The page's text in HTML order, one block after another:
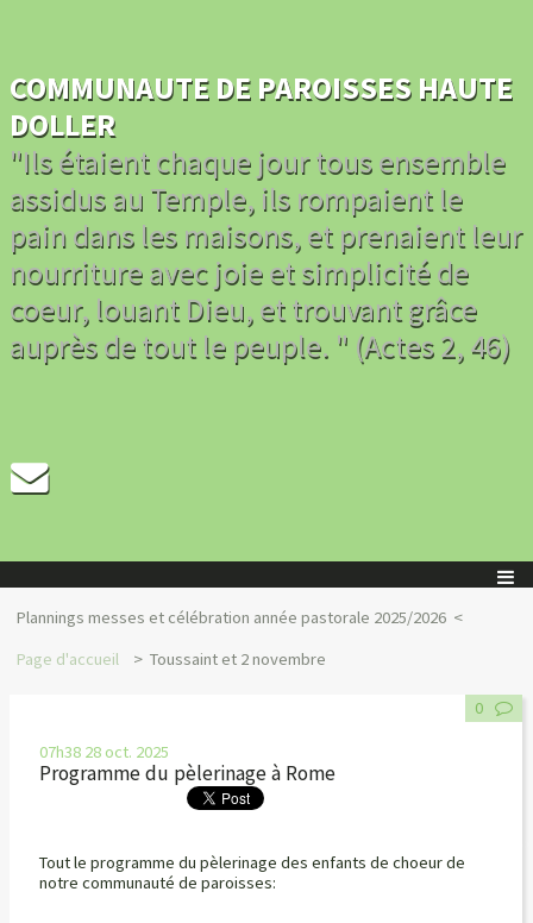
COMMUNAUTE DE PAROISSES HAUTE
DOLLER
"Ils étaient chaque jour tous ensemble
assidus au Temple, ils rompaient le
pain dans les maisons, et prenaient leur
nourriture avec joie et simplicité de
coeur, louant Dieu, et trouvant grâce
auprès de tout le peuple. " (Actes 2, 46)
Plannings messes et célébration année pastorale 2025/2026
Page d'accueil
Toussaint et 2 novembre
07h38 28 oct. 2025
Programme du pèlerinage à Rome
Tout le programme du pèlerinage des enfants de choeur de
notre communauté de paroisses:
0